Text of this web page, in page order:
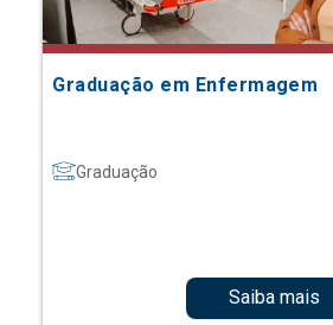
Graduação em Enfermagem
Graduação
Saiba mais